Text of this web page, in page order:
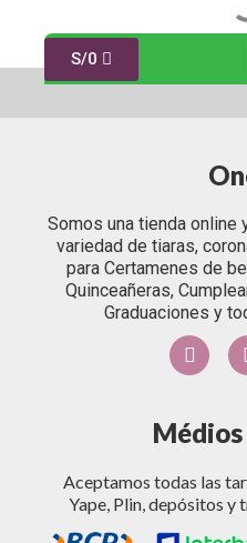
S/0
Somos una tienda online
variedad de tiaras,
para Certamenes de
Quinceañeras,
Graduaciones y
Aceptamos todas las
Yape, Plin, depósitos y